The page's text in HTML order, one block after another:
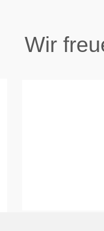
Wir